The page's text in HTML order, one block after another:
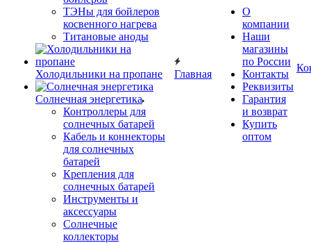
ТЭНы для бойлеров
косвенного нагрева
Титановые аноды
Холодильники на пропане
Солнечная энергетика
Контроллеры для
солнечных батарей
Кабель и коннекторы
для солнечных
батарей
Крепления для
солнечных батарей
Инструменты и
аксессуары
Солнечные
коллекторы
Главная
О
компании
Наши
магазины
по России
Контакты
Реквизиты
Гарантия
и возврат
Купить
оптом